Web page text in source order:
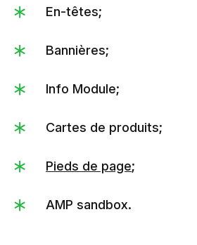
En-têtes;
Bannières;
Info Module;
Cartes de produits;
Pieds de page;
AMP sandbox.